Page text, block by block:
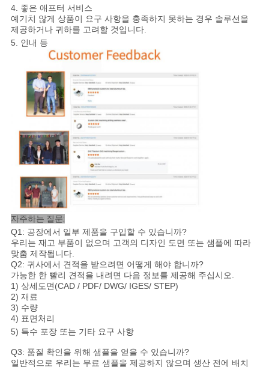
4. 좋은 애프터 서비스
예기치 않게 상품이 요구 사항을 충족하지 못하는 경우 솔루션을
제공하거나 귀하를 고려할 것입니다.
5. 인내 등
자주하는 질문:
Q1: 공장에서 일부 제품을 구입할 수 있습니까?
우리는 재고 부품이 없으며 고객의 디자인 도면 또는 샘플에 따라
맞춤 제작됩니다.
Q2: 귀사에서 견적을 받으려면 어떻게 해야 합니까?
가능한 한 빨리 견적을 내려면 다음 정보를 제공해 주십시오.
1) 상세도면(CAD / PDF/ DWG/ IGES/ STEP)
2) 재료
3) 수량
4) 표면처리
5) 특수 포장 또는 기타 요구 사항
Q3: 품질 확인을 위해 샘플을 얻을 수 있습니까?
일반적으로 우리는 무료 샘플을 제공하지 않으며 생산 전에 배치